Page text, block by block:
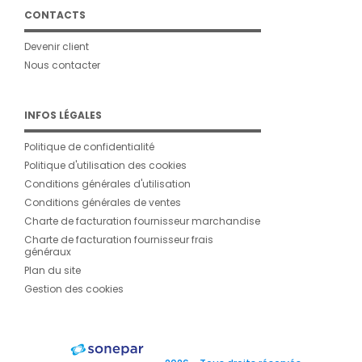
CONTACTS
Devenir client
Nous contacter
INFOS LÉGALES
Politique de confidentialité
Politique d'utilisation des cookies
Conditions générales d'utilisation
Conditions générales de ventes
Charte de facturation fournisseur marchandise
Charte de facturation fournisseur frais
généraux
Plan du site
Gestion des cookies